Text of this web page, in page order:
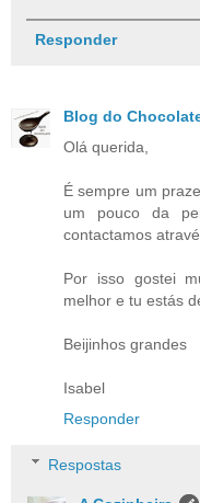
Responder
Blog do
Olá querida,
É sempre um
um pouco da
contactamos
Por isso gostei
melhor e tu estás
Beijinhos grandes
Isabel
Responder
Respostas